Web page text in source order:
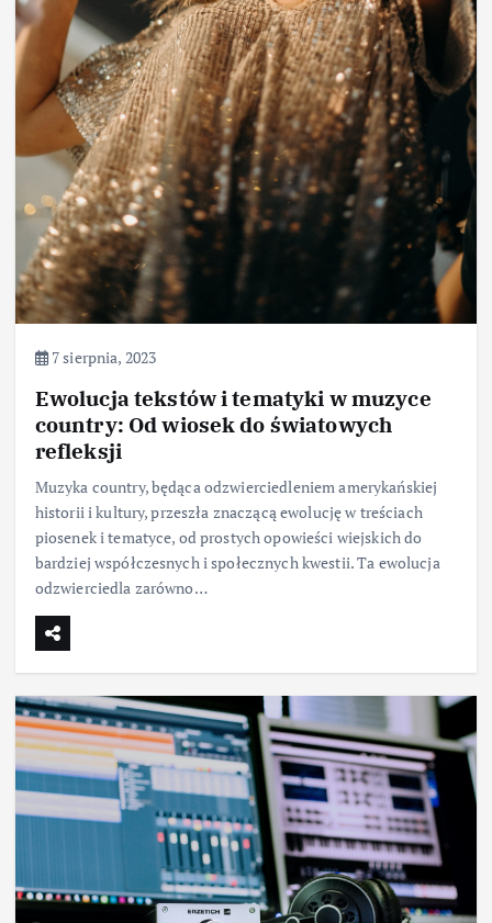
7 sierpnia, 2023
Ewolucja tekstów i tematyki w muzyce
country: Od wiosek do światowych
refleksji
Muzyka country, będąca odzwierciedleniem amerykańskiej
historii i kultury, przeszła znaczącą ewolucję w treściach
piosenek i tematyce, od prostych opowieści wiejskich do
bardziej współczesnych i społecznych kwestii. Ta ewolucja
odzwierciedla zarówno…